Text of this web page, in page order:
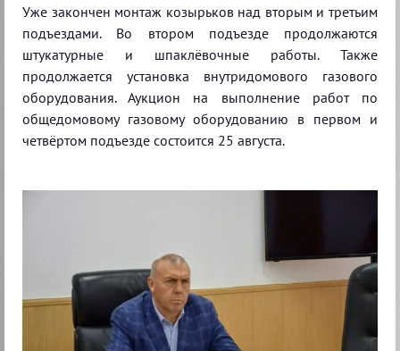
Уже закончен монтаж козырьков над вторым и третьим
подъездами. Во втором подъезде продолжаются
штукатурные и шпаклёвочные работы. Также
продолжается установка внутридомового газового
оборудования. Аукцион на выполнение работ по
общедомовому газовому оборудованию в первом и
четвёртом подъезде состоится 25 августа.